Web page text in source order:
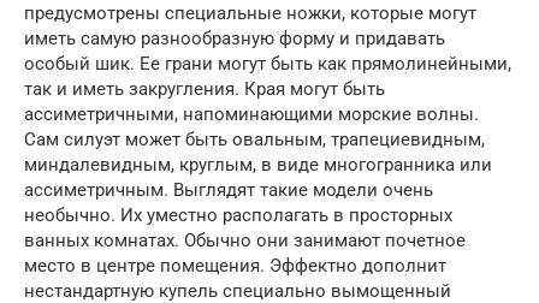
предусмотрены специальные ножки, которые могут
иметь самую разнообразную форму и придавать
особый шик. Ее грани могут быть как прямолинейными,
так и иметь закругления. Края могут быть
ассиметричными, напоминающими морские волны.
Сам силуэт может быть овальным, трапециевидным,
миндалевидным, круглым, в виде многогранника или
ассиметричным. Выглядят такие модели очень
необычно. Их уместно располагать в просторных
ванных комнатах. Обычно они занимают почетное
место в центре помещения. Эффектно дополнит
нестандартную купель специально вымощенный